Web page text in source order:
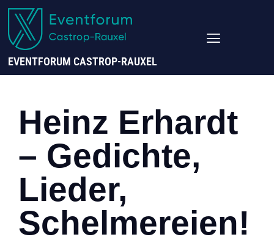
EVENTFORUM CASTROP-RAUXEL
Heinz Erhardt
– Gedichte,
Lieder,
Schelmereien!